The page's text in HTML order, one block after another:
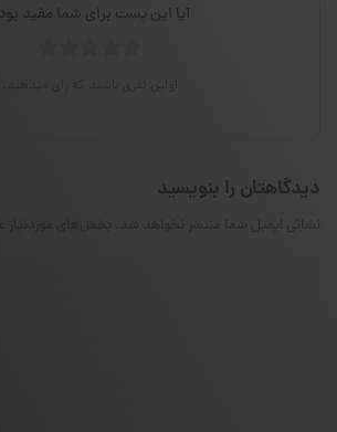
آیا این پست برای شما مفید بود؟
دیدگاهتان را بنویسید